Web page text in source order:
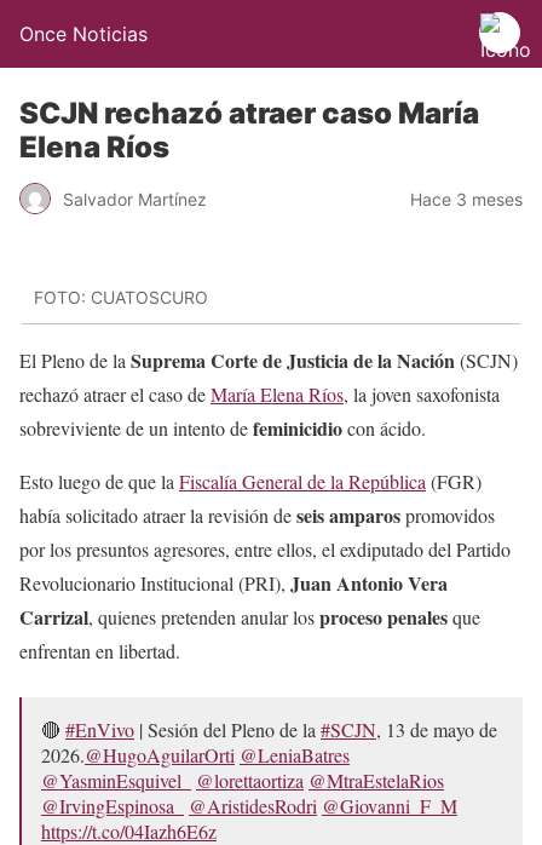
Once Noticias
SCJN rechazó atraer caso María
Elena Ríos
Salvador Martínez Hace 3 meses
FOTO: CUATOSCURO
El Pleno de la Suprema Corte de Justicia de la Nación(SCJN)
rechazó atraer el caso deMaría Elena Ríos, la joven saxofonista
sobreviviente de un intento defeminicidiocon ácido.
Esto luego de que la Fiscalía General de la República (FGR)
había solicitado atraer la revisión deseis amparospromovidos
por los presuntos agresores, entre ellos, el exdiputado del Partido
Revolucionario Institucional (PRI), Juan Antonio Vera
Carrizal, quienes pretenden anular losproceso penalesque
enfrentan en libertad.
🔴 #EnVivo | Sesión del Pleno de la #SCJN, 13 de mayo de
2026.@HugoAguilarOrti @LeniaBatres
@YasminEsquivel_
@lorettaortiza @MtraEstelaRios
@IrvingEspinosa_
@AristidesRodri @Giovanni_F_M
https://t.co/04Iazh6E6z